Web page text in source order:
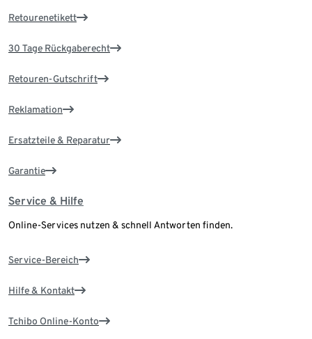
Retourenetikett
30 Tage Rückgaberecht
Retouren-Gutschrift
Reklamation
Ersatzteile & Reparatur
Garantie
Service & Hilfe
Online-Services nutzen & schnell Antworten finden.
Service-Bereich
Hilfe & Kontakt
Tchibo Online-Konto